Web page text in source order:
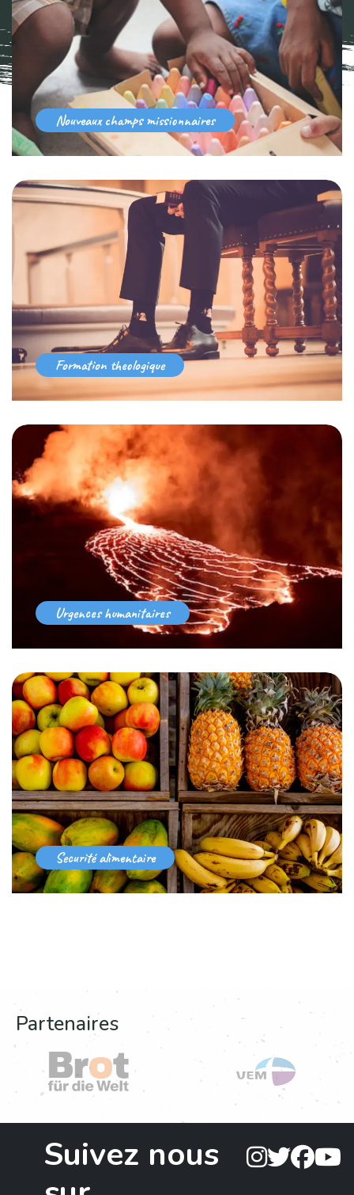
Nouveaux champs missionnaires
Formation theologique
Urgences humanitaires
Securité alimentaire
Partenaires
Suivez nous